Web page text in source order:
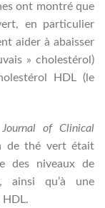
ont montré que
en particulier
aider à abaisser
» cholestérol)
HDL (le
of Clinical
de thé vert était
des niveaux de
ainsi qu’à une
HDL.